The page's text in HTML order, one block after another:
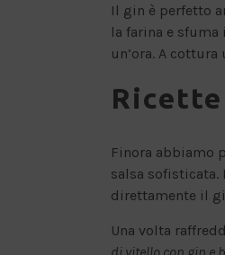
Il gin è perfetto
la farina e
un’ora. A
Finora abbiamo
salsa sofisticata.
direttamente il
Una volta